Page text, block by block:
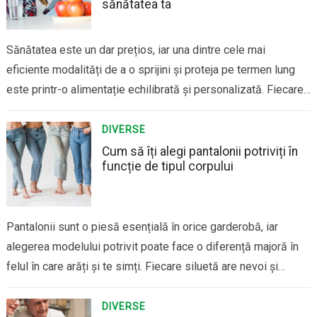
sănătatea ta
Sănătatea este un dar prețios, iar una dintre cele mai
eficiente modalități de a o sprijini și proteja pe termen lung
este printr-o alimentație echilibrată și personalizată. Fiecare
sex, nivel de activitate fizică, condiții de sănătate și chiar stil
de viață….
DIVERSE
Cum să îți alegi pantalonii potriviți în
funcție de tipul corpului
Pantalonii sunt o piesă esențială în orice garderobă, iar
alegerea modelului potrivit poate face o diferență majoră în
felul în care arăți și te simți. Fiecare siluetă are nevoi și
poate ajuta să optezi pentru croieli și modele care să…
DIVERSE